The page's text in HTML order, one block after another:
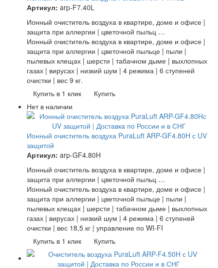
Артикул: arp-F7.40L
Ионный очиститель воздуха в квартире, доме и офисе |
защита при аллергии | цветочной пыльц …
Ионный очиститель воздуха в квартире, доме и офисе |
защита при аллергии | цветочной пыльце | пыли |
пылевых клещах | шерсти | табачном дыме | выхлопных
газах | вирусах | низкий шум | 4 режима | 6 ступеней
очистки | вес 9 кг.
Купить в 1 клик
Купить
Нет в наличии
Ионный очиститель воздуха PuraLuft ARP-GF4.80H с UV
защитой
Артикул: arp-GF4.80H
Ионный очиститель воздуха в квартире, доме и офисе |
защита при аллергии | цветочной пыльц …
Ионный очиститель воздуха в квартире, доме и офисе |
защита при аллергии | цветочной пыльце | пыли |
пылевых клещах | шерсти | табачном дыме | выхлопных
газах | вирусах | низкий шум | 4 режима | 6 ступеней
очистки | вес 18,5 кг | управление по WI-FI
Купить в 1 клик
Купить